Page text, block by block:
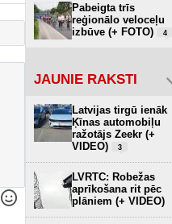
Pabeigta trīs
reģionālo veloceļu
izbūve (+ FOTO)
4
JAUNIE RAKSTI
Latvijas tirgū ienāk
Ķīnas automobiļu
ražotājs Zeekr (+
VIDEO)
3
LVRTC: Robežas
aprīkošana rit pēc
plāniem (+ VIDEO)